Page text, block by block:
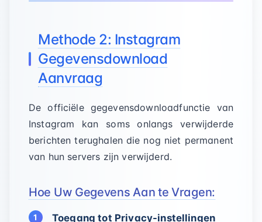
Methode 2: Instagram
Gegevensdownload
Aanvraag
De officiële gegevensdownloadfunctie van
Instagram kan soms onlangs verwijderde
berichten terughalen die nog niet permanent
van hun servers zijn verwijderd.
Hoe Uw Gegevens Aan te Vragen:
Toegang tot Privacy-instellingen